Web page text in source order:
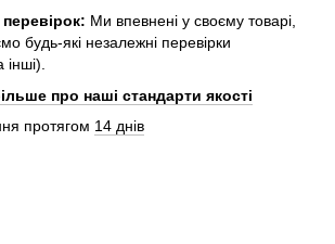
перевірок: Ми впевнені у своєму товарі,
будь-які незалежні перевірки
інші).
про наші стандарти якості
протягом 14 днів